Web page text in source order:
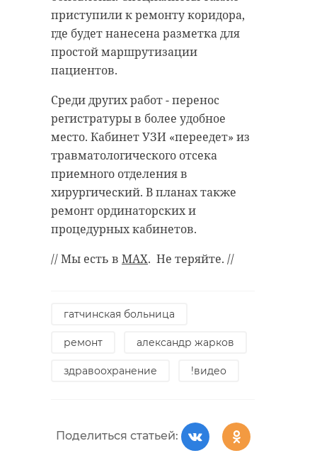
приступили к ремонту коридора,
где будет нанесена разметка для
простой маршрутизации
пациентов.
Среди других работ - перенос
регистратуры в более удобное
место. Кабинет УЗИ «переедет» из
травматологического отсека
приемного отделения в
хирургический. В планах также
ремонт ординаторских и
процедурных кабинетов.
// Мы есть в MAX. Не теряйте. //
гатчинская больница
ремонт александр жарков
здравоохранение !видео
Поделиться статьей: